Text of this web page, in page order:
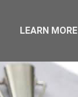
LEARN MORE